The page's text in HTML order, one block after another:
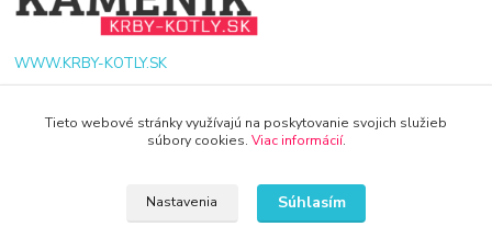
WWW.KRBY-KOTLY.SK
Tieto webové stránky využívajú na poskytovanie svojich služieb
súbory cookies. Viac informácií.
Nastavenia Súhlasím